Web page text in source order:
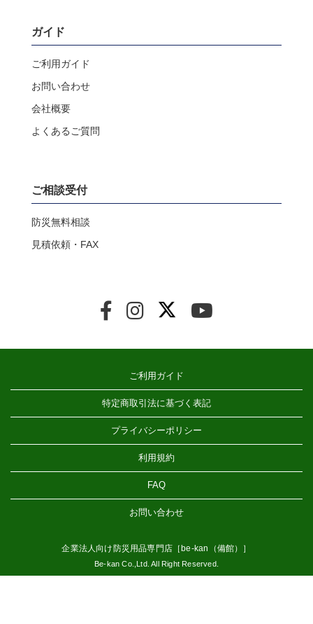
ガイド
ご利用ガイド
お問い合わせ
会社概要
よくあるご質問
ご相談受付
防災無料相談
見積依頼・FAX
ご利用ガイド
特定商取引法に基づく表記
プライバシーポリシー
利用規約
FAQ
お問い合わせ
企業法人向け防災用品専門店［be-kan（備館）］
Be-kan Co.,Ltd. All Right Reserved.